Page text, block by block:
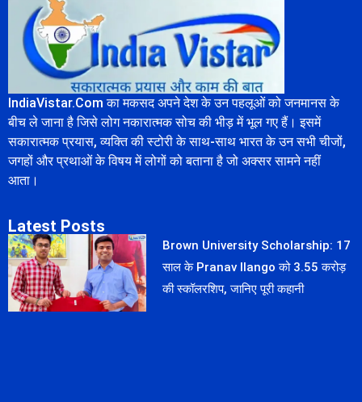
IndiaVistar.Com का मकसद अपने देश के उन पहलूओं को जनमानस के
बीच ले जाना है जिसे लोग नकारात्मक सोच की भीड़ में भूल गए हैं। इसमें
सकारात्मक प्रयास, व्यक्ति की स्टोरी के साथ-साथ भारत के उन सभी चीजों,
जगहों और प्रथाओं के विषय में लोगों को बताना है जो अक्सर सामने नहीं
आता।
Latest Posts
Brown University Scholarship: 17
साल के Pranav Ilango को 3.55 करोड़
की स्कॉलरशिप, जानिए पूरी कहानी